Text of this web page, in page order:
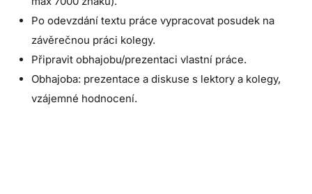
Po odevzdání textu práce vypracovat posudek na
závěrečnou práci kolegy.
Připravit obhajobu/prezentaci vlastní práce.
Obhajoba: prezentace a diskuse s lektory a kolegy,
vzájemné hodnocení.